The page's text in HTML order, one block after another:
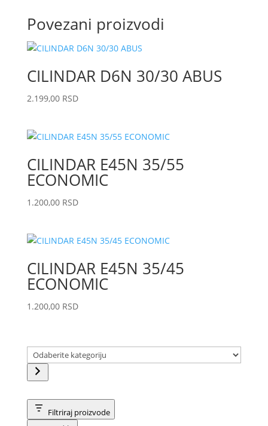
Povezani proizvodi
CILINDAR D6N 30/30 ABUS
2.199,00 RSD
CILINDAR E45N 35/55
ECONOMIC
1.200,00 RSD
CILINDAR E45N 35/45
ECONOMIC
1.200,00 RSD
Odaberite
kategoriju
Filtriraj proizvode